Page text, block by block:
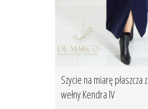
Szycie na miarę płaszcza z
wełny Kendra IV